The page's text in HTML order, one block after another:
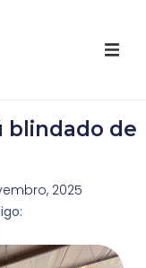
Youtube
de Fotos
blindado de
2025